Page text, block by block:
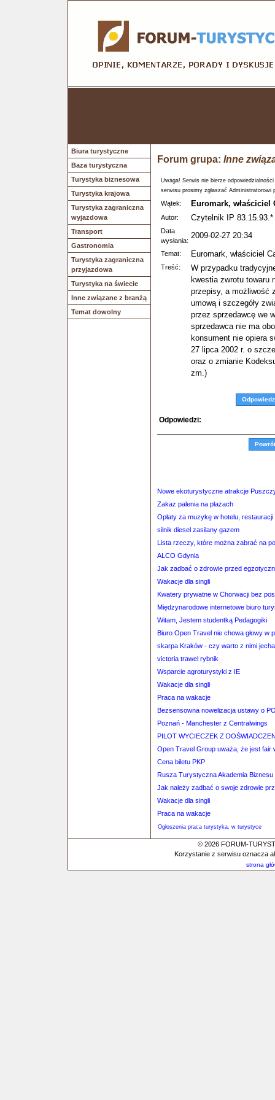
Biura turystyczne
Baza turystyczna
Turystyka biznesowa
Turystyka krajowa
Turystyka zagraniczna
wyjazdowa
Transport
Gastronomia
Turystyka zagraniczna
przyjazdowa
Turystyka na świecie
Inne związane z branżą
Temat dowolny
Forum grupa: Inne
Uwaga! Serwis nie bierze
serwisu prosimy zgłaszać Administratorowi
Wątek: Euromark, właściciel
Autor: Czytelnik IP 83.15.93.*
Data
wysłania:
2009-02-27 20:34
Temat: Euromark, właściciel
Treść:
W przypadku
kwestia zwrotu towaru
przepisy, a możliwość
umową i szczegóły
przez sprzedawcę we
sprzedawca nie ma
konsument nie opiera
27 lipca 2002 r. o
oraz o zmianie
zm.)
Odpowiedz
Odpowiedzi:
Nowe ekoturystyczne atrakcje
Zakaz palenia na plażach
Opłaty za muzykę w hotelu, restauracji
silnik diesel zasilany gazem
Lista rzeczy, które można zabrać na
ALCO Gdynia
Jak zadbać o zdrowie przed
Wakacje dla singli
Kwatery prywatne w Chorwacji bez
Międzynarodowe internetowe biuro
Witam, Jestem studentką Pedagogiki
Biuro Open Travel nie chowa głowy w
skarpa Kraków - czy warto z nimi
victoria trawel rybnik
Wsparcie agroturystyki z IE
Wakacje dla singli
Praca na wakacje
Bezsensowna nowelizacja ustawy o
Poznań - Manchester z Centralwings
PILOT WYCIECZEK Z
Open Travel Group uważa, że jest fair
Cena biletu PKP
Rusza Turystyczna Akademia Biznesu
Jak należy zadbać o swoje zdrowie
Wakacje dla singli
Praca na wakacje
Ogłoszenia praca turystyka, w turystyce
© 2026 FORUM-
Korzystanie z serwisu oznacza
strona